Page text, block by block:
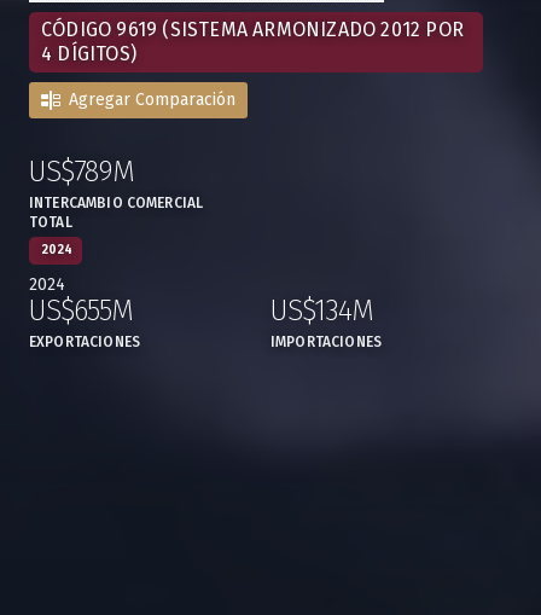
CÓDIGO 9619 (SISTEMA ARMONIZADO 2012 POR
4 DÍGITOS)
Agregar Comparación
2024
:US$789M
INTERCAMBIO COMERCIAL
TOTAL
2024
US$655M
EXPORTACIONES
US$134M
IMPORTACIONES